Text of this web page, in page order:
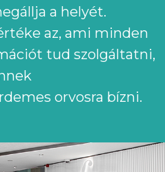
a helyét.
az, ami minden
tud szolgáltatni,
orvosra bízni.